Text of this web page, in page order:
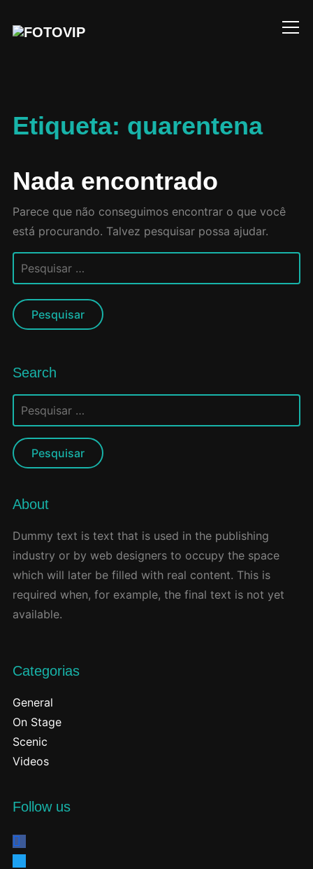
Info
Etiqueta: quarentena
Nada encontrado
Parece que não conseguimos encontrar o que você
está procurando. Talvez pesquisar possa ajudar.
Pesquisar
por:
Search
Pesquisar
por:
About
Dummy text is text that is used in the publishing
industry or by web designers to occupy the space
which will later be filled with real content. This is
required when, for example, the final text is not yet
available.
Categorias
General
On Stage
Scenic
Videos
Follow us
facebook
twitter